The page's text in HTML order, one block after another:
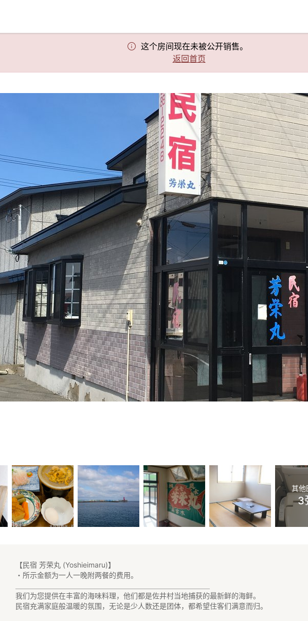
这个房间现在未被公开销售。
返回首页
其他
3
【民宿 芳荣丸 (Yoshieimaru)】
・所示金额为一人一晚附两餐的费用。
我们为您提供在丰富的海味料理，他们都是佐井村当地捕获的最新鲜的海鲜。
民宿充满家庭般温暖的氛围，无论是少人数还是团体，都希望住客们满意而归。